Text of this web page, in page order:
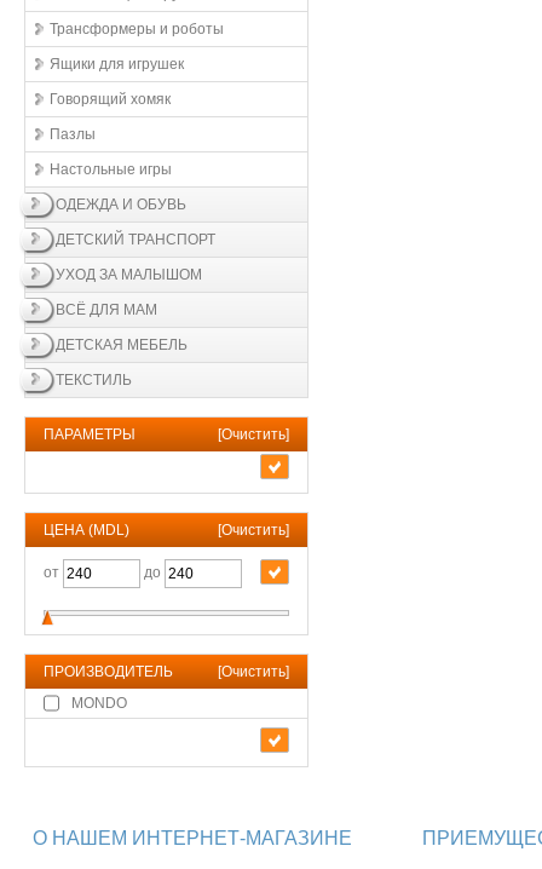
Трансформеры и роботы
Ящики для игрушек
Говорящий хомяк
Пазлы
Настольные игры
ОДЕЖДА И ОБУВЬ
ДЕТСКИЙ ТРАНСПОРТ
УХОД ЗА МАЛЫШОМ
ВСЁ ДЛЯ МАМ
ДЕТСКАЯ МЕБЕЛЬ
ТЕКСТИЛЬ
ПАРАМЕТРЫ [Очистить]
ЦЕНА (MDL) [Очистить]
от до
ПРОИЗВОДИТЕЛЬ [Очистить]
MONDO
О НАШЕМ ИНТЕРНЕТ-МАГАЗИНЕ